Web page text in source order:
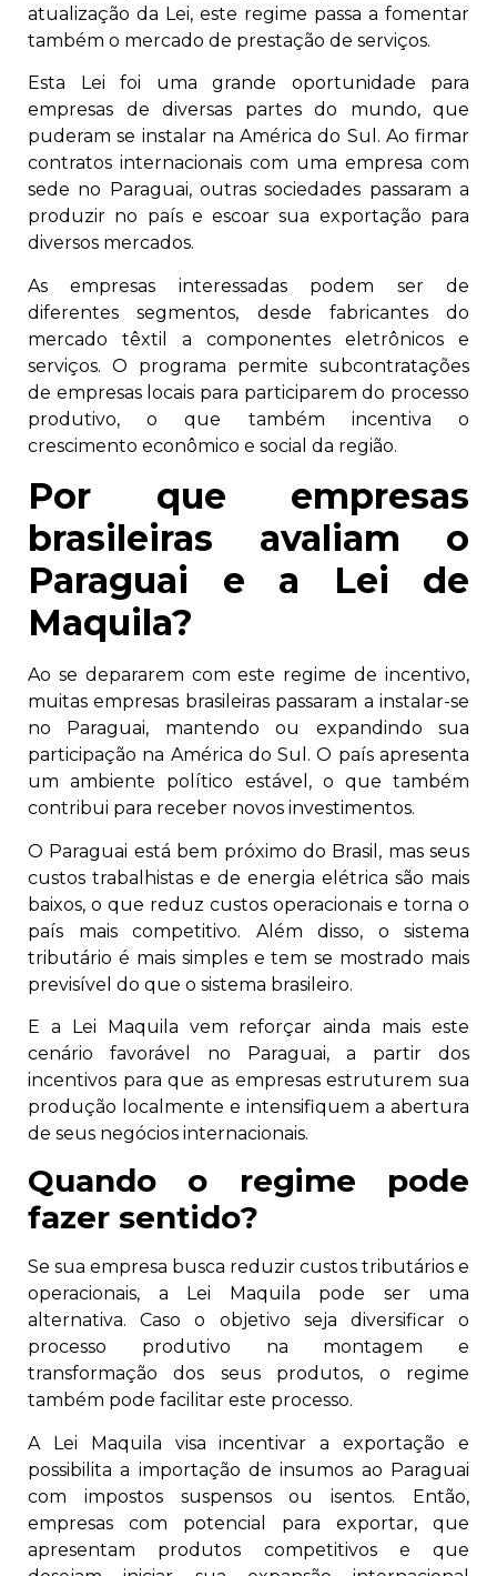
atualização da Lei, este regime passa a fomentar
também o mercado de prestação de serviços.
Esta Lei foi uma grande oportunidade para
empresas de diversas partes do mundo, que
puderam se instalar na América do Sul. Ao firmar
contratos internacionais com uma empresa com
sede no Paraguai, outras sociedades passaram a
produzir no país e escoar sua exportação para
diversos mercados.
As empresas interessadas podem ser de
diferentes segmentos, desde fabricantes do
mercado têxtil a componentes eletrônicos e
serviços. O programa permite subcontratações
de empresas locais para participarem do processo
produtivo, o que também incentiva o
crescimento econômico e social da região.
Por que empresas
brasileiras avaliam o
Paraguai e a Lei de
Maquila?
Ao se depararem com este regime de incentivo,
muitas empresas brasileiras passaram a instalar-se
no Paraguai, mantendo ou expandindo sua
participação na América do Sul. O país apresenta
um ambiente político estável, o que também
contribui para receber novos investimentos.
O Paraguai está bem próximo do Brasil, mas seus
custos trabalhistas e de energia elétrica são mais
baixos, o que reduz custos operacionais e torna o
país mais competitivo. Além disso, o sistema
tributário é mais simples e tem se mostrado mais
previsível do que o sistema brasileiro.
E a Lei Maquila vem reforçar ainda mais este
cenário favorável no Paraguai, a partir dos
incentivos para que as empresas estruturem sua
produção localmente e intensifiquem a abertura
de seus negócios internacionais.
Quando o regime pode
fazer sentido?
Se sua empresa busca reduzir custos tributários e
operacionais, a Lei Maquila pode ser uma
alternativa. Caso o objetivo seja diversificar o
processo produtivo na montagem e
transformação dos seus produtos, o regime
também pode facilitar este processo.
A Lei Maquila visa incentivar a exportação e
possibilita a importação de insumos ao Paraguai
com impostos suspensos ou isentos. Então,
empresas com potencial para exportar, que
apresentam produtos competitivos e que